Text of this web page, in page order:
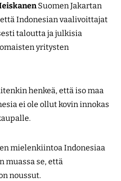
Suomen Jakartan
Indonesian vaalivoittajat
taloutta ja julkisia
yritysten
henkeä, että iso maa
ei ole ollut kovin innokas
mielenkiintoa Indonesiaa
muassa se, että
noussut.